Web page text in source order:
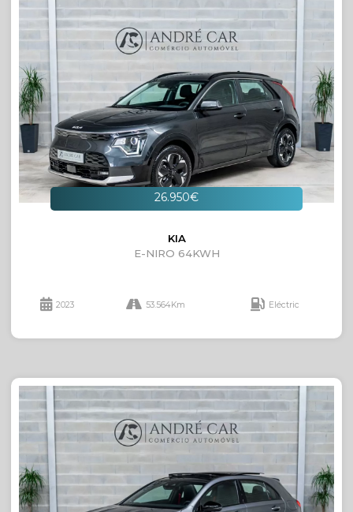
26.950€
KIA
E-NIRO 64KWH
2023 53.564Km Eléctric